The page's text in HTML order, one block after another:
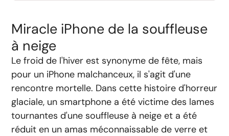
Miracle iPhone de la souffleuse
à neige
Le froid de l'hiver est synonyme de fête, mais
pour un iPhone malchanceux, il s'agit d'une
rencontre mortelle. Dans cette histoire d'horreur
glaciale, un smartphone a été victime des lames
tournantes d'une souffleuse à neige et a été
réduit en un amas méconnaissable de verre et